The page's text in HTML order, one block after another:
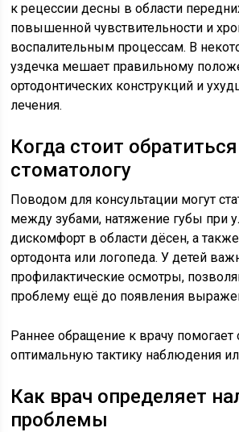
к рецессии десны в области
повышенной чувствительности и
воспалительным процессам. В
уздечка мешает правильному
ортодонтических конструкций и
лечения.
Когда стоит
стоматологу
Поводом для консультации могут
между зубами, натяжение губы при
дискомфорт в области дёсен, а
ортодонта или логопеда. У детей
профилактические осмотры,
проблему ещё до появления
Раннее обращение к врачу помогает
оптимальную тактику наблюдения
Как врач определяет
проблемы